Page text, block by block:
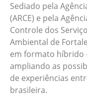
Sediado pela
(ARCE) e pela
Controle dos
Ambiental de
em formato
ampliando as
de experiências
brasileira.